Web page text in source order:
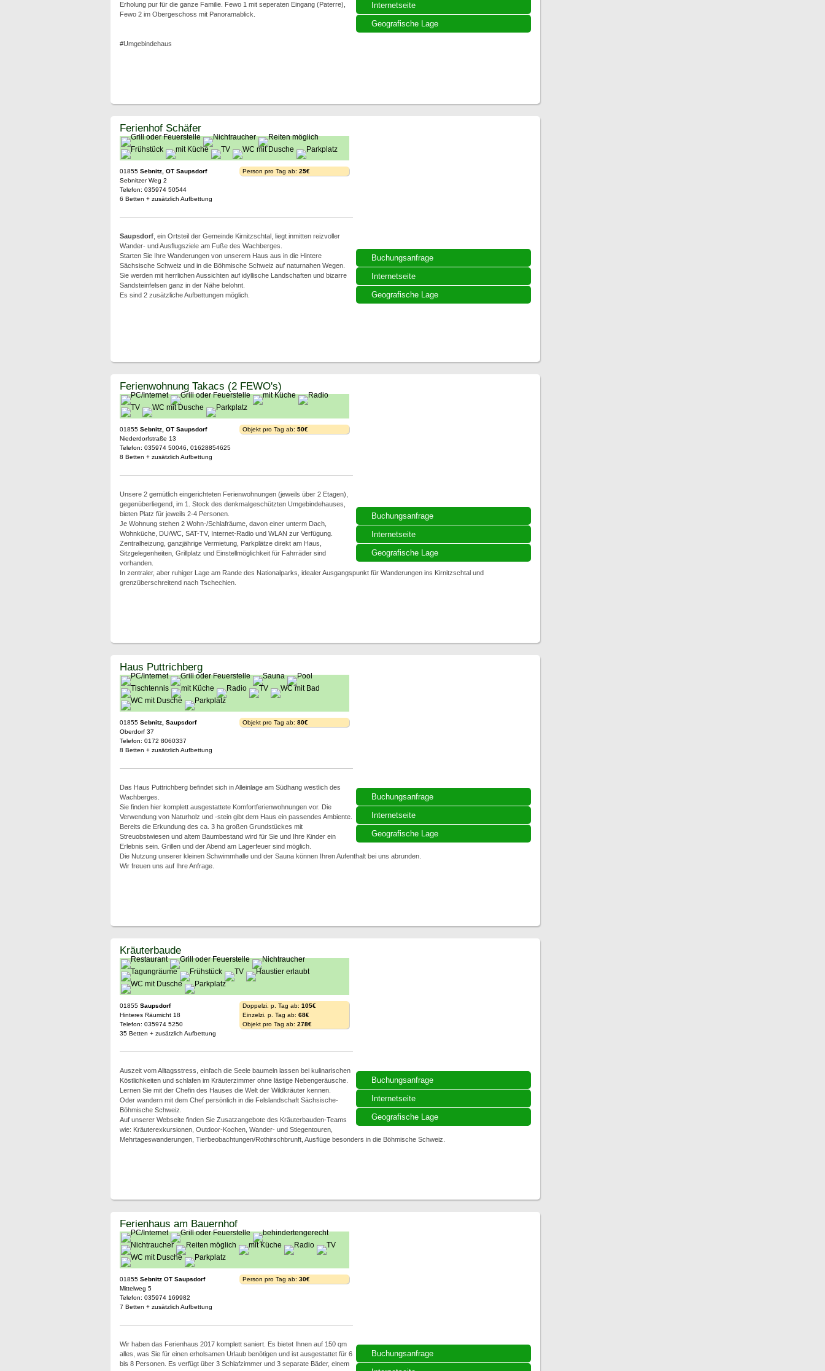
Internetseite
Geografische Lage
Erholung pur für die ganze Familie. Fewo 1 mit seperaten Eingang (Paterre),
Fewo 2 im Obergeschoss mit Panoramablick.
#Umgebindehaus
Buchungsanfrage
Internetseite
Geografische Lage
Ferienhof Schäfer
01855 Sebnitz, OT Saupsdorf
Sebnitzer Weg 2
Telefon: 035974 50544
6 Betten + zusätzlich Aufbettung
Person pro Tag ab: 25€
Saupsdorf, ein Ortsteil der Gemeinde Kirnitzschtal, liegt inmitten reizvoller
Wander- und Ausflugsziele am Fuße des Wachberges.
Starten Sie Ihre Wanderungen von unserem Haus aus in die Hintere
Sächsische Schweiz und in die Böhmische Schweiz auf naturnahen Wegen.
Sie werden mit herrlichen Aussichten auf idyllische Landschaften und bizarre
Sandsteinfelsen ganz in der Nähe belohnt.
Es sind 2 zusätzliche Aufbettungen möglich.
Buchungsanfrage
Internetseite
Geografische Lage
Ferienwohnung Takacs (2 FEWO's)
01855 Sebnitz, OT Saupsdorf
Niederdorfstraße 13
Telefon: 035974 50046, 01628854625
8 Betten + zusätzlich Aufbettung
Objekt pro Tag ab: 50€
Unsere 2 gemütlich eingerichteten Ferienwohnungen (jeweils über 2 Etagen),
gegenüberliegend, im 1. Stock des denkmalgeschützten Umgebindehauses,
bieten Platz für jeweils 2-4 Personen.
Je Wohnung stehen 2 Wohn-/Schlafräume, davon einer unterm Dach,
Wohnküche, DU/WC, SAT-TV, Internet-Radio und WLAN zur Verfügung.
Zentralheizung, ganzjährige Vermietung, Parkplätze direkt am Haus,
Sitzgelegenheiten, Grillplatz und Einstellmöglichkeit für Fahrräder sind
vorhanden.
In zentraler, aber ruhiger Lage am Rande des Nationalparks, idealer Ausgangspunkt für Wanderungen ins Kirnitzschtal und
grenzüberschreitend nach Tschechien.
Buchungsanfrage
Internetseite
Geografische Lage
Haus Puttrichberg
01855 Sebnitz, Saupsdorf
Oberdorf 37
Telefon: 0172 8060337
8 Betten + zusätzlich Aufbettung
Objekt pro Tag ab: 80€
Das Haus Puttrichberg befindet sich in Alleinlage am Südhang westlich des
Wachberges.
Sie finden hier komplett ausgestattete Komfortferienwohnungen vor. Die
Verwendung von Naturholz und -stein gibt dem Haus ein passendes Ambiente.
Bereits die Erkundung des ca. 3 ha großen Grundstückes mit
Streuobstwiesen und altem Baumbestand wird für Sie und Ihre Kinder ein
Erlebnis sein. Grillen und der Abend am Lagerfeuer sind möglich.
Die Nutzung unserer kleinen Schwimmhalle und der Sauna können Ihren Aufenthalt bei uns abrunden.
Wir freuen uns auf Ihre Anfrage.
Buchungsanfrage
Internetseite
Geografische Lage
Kräuterbaude
01855 Saupsdorf
Hinteres Räumicht 18
Telefon: 035974 5250
35 Betten + zusätzlich Aufbettung
Doppelzi. p. Tag ab: 105€
Einzelzi. p. Tag ab: 68€
Objekt pro Tag ab: 278€
Auszeit vom Alltagsstress, einfach die Seele baumeln lassen bei kulinarischen
Köstlichkeiten und schlafen im Kräuterzimmer ohne lästige Nebengeräusche.
Lernen Sie mit der Chefin des Hauses die Welt der Wildkräuter kennen.
Oder wandern mit dem Chef persönlich in die Felslandschaft Sächsische-
Böhmische Schweiz.
Auf unserer Webseite finden Sie Zusatzangebote des Kräuterbauden-Teams
wie: Kräuterexkursionen, Outdoor-Kochen, Wander- und Stiegentouren,
Mehrtageswanderungen, Tierbeobachtungen/Rothirschbrunft, Ausflüge besonders in die Böhmische Schweiz.
Buchungsanfrage
Ferienhaus am Bauernhof
01855 Sebnitz OT Saupsdorf
Mittelweg 5
Telefon: 035974 169982
7 Betten + zusätzlich Aufbettung
Person pro Tag ab: 30€
Wir haben das Ferienhaus 2017 komplett saniert. Es bietet Ihnen auf 150 qm
alles, was Sie für einen erholsamen Urlaub benötigen und ist ausgestattet für 6
bis 8 Personen. Es verfügt über 3 Schlafzimmer und 3 separate Bäder, einem